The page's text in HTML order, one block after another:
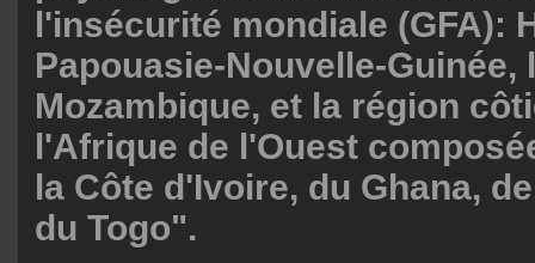
l'insécurité mondiale (GFA):
Papouasie-Nouvelle-Guinée,
Mozambique, et la région
l'Afrique de l'Ouest
la Côte d'Ivoire, du Ghana,
du Togo".